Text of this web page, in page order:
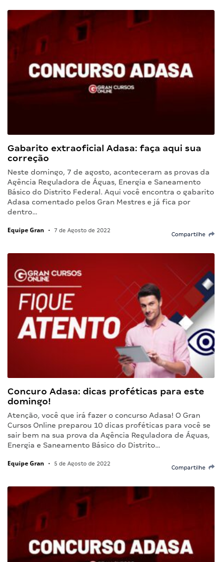
Gabarito extraoficial Adasa: faça aqui sua
correção
Neste domingo, 7 de agosto, aconteceram as provas da
Agência Reguladora de Águas, Energia e Saneamento
Básico do Distrito Federal. Aqui você encontra o gabarito
Adasa comentado pelos Gran Mestres e já fica por
dentro…
Equipe Gran • 7 de Agosto de 2022
Compartilhe
Concuro Adasa: dicas proféticas para este
domingo!
Atenção, você que irá fazer o concurso Adasa! O Gran
Cursos Online preparou 10 dicas proféticas para você se
sair bem na sua prova da Agência Reguladora de Águas,
Energia e Saneamento Básico do Distrito…
Equipe Gran • 5 de Agosto de 2022
Compartilhe